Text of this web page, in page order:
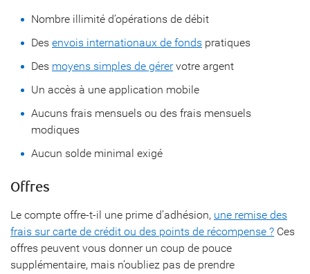
Nombre illimité d’opérations de débit
Des envois internationaux de fonds pratiques
Des moyens simples de gérervotre argent
Un accès à une application mobile
Aucuns frais mensuels ou des frais mensuels
modiques
Aucun solde minimal exigé
Offres
Le compte offre-t-il une prime d’adhésion, une remise des
frais sur carte de crédit ou des points de récompense ? Ces
offres peuvent vous donner un coup de pouce
supplémentaire, mais n’oubliez pas de prendre